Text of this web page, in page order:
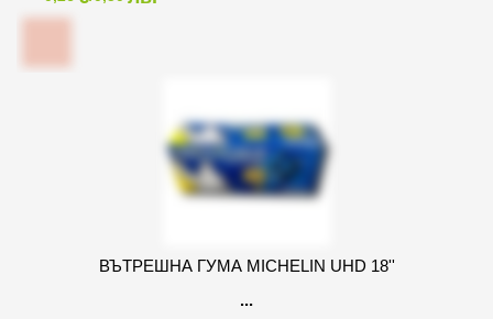
ВЪТРЕШНА ГУМА MICHELIN UHD 18''